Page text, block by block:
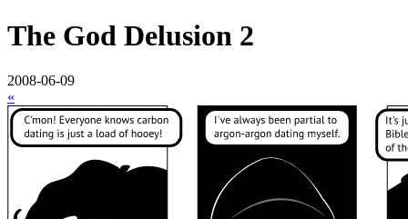
The God Delusion 2
2008-06-09
«